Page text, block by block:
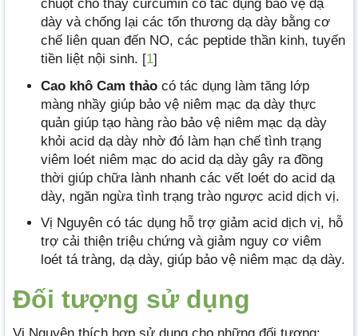
chuột cho thấy curcumin có tác dụng bảo vệ dạ
dày và chống lại các tổn thương dạ dày bằng cơ
chế liên quan đến NO, các peptide thần kinh, tuyến
tiền liệt nội sinh. [1]
Cao khô Cam thảo có tác dụng làm tăng lớp
màng nhầy giúp bảo vệ niêm mạc dạ dày thực
quản giúp tạo hàng rào bảo vệ niêm mạc dạ dày
khỏi acid dạ dày nhờ đó làm hạn chế tình trạng
viêm loét niêm mạc do acid dạ dày gây ra đồng
thời giúp chữa lành nhanh các vết loét do acid dạ
dày, ngăn ngừa tình trạng trào ngược acid dịch vị.
Vị Nguyên có tác dụng hỗ trợ giảm acid dịch vị, hỗ
trợ cải thiện triệu chứng và giảm nguy cơ viêm
loét tá tràng, dạ dày, giúp bảo vệ niêm mạc dạ dày.
Đối tượng sử dụng